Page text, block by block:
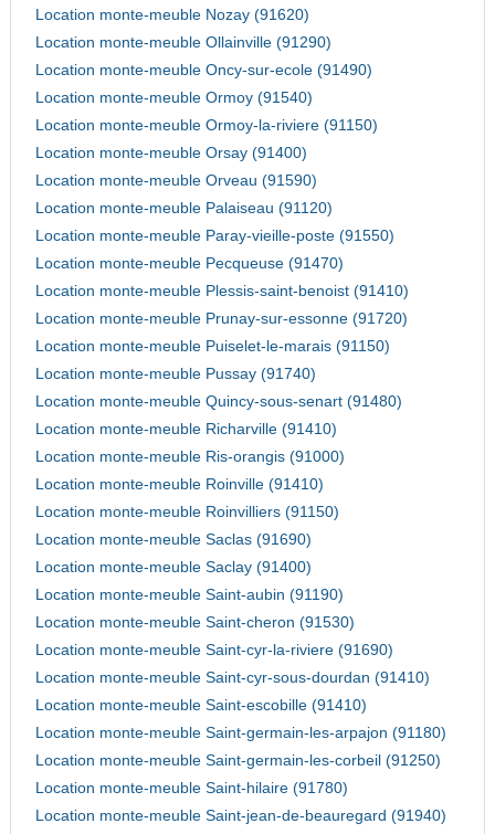
Location monte-meuble Nozay (91620)
Location monte-meuble Ollainville (91290)
Location monte-meuble Oncy-sur-ecole (91490)
Location monte-meuble Ormoy (91540)
Location monte-meuble Ormoy-la-riviere (91150)
Location monte-meuble Orsay (91400)
Location monte-meuble Orveau (91590)
Location monte-meuble Palaiseau (91120)
Location monte-meuble Paray-vieille-poste (91550)
Location monte-meuble Pecqueuse (91470)
Location monte-meuble Plessis-saint-benoist (91410)
Location monte-meuble Prunay-sur-essonne (91720)
Location monte-meuble Puiselet-le-marais (91150)
Location monte-meuble Pussay (91740)
Location monte-meuble Quincy-sous-senart (91480)
Location monte-meuble Richarville (91410)
Location monte-meuble Ris-orangis (91000)
Location monte-meuble Roinville (91410)
Location monte-meuble Roinvilliers (91150)
Location monte-meuble Saclas (91690)
Location monte-meuble Saclay (91400)
Location monte-meuble Saint-aubin (91190)
Location monte-meuble Saint-cheron (91530)
Location monte-meuble Saint-cyr-la-riviere (91690)
Location monte-meuble Saint-cyr-sous-dourdan (91410)
Location monte-meuble Saint-escobille (91410)
Location monte-meuble Saint-germain-les-arpajon (91180)
Location monte-meuble Saint-germain-les-corbeil (91250)
Location monte-meuble Saint-hilaire (91780)
Location monte-meuble Saint-jean-de-beauregard (91940)